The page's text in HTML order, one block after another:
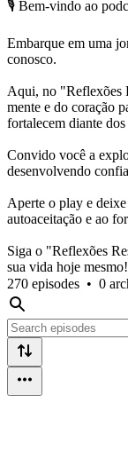
🎙️ Bem-vindo ao
Embarque em uma
conosco.
Aqui, no "Reflexões
mente e do coração
fortalecem diante
Convido você a
desenvolvendo
Aperte o play e
autoaceitação e ao
Siga o "Reflexões
sua vida hoje mesmo!
270 episodes • 0